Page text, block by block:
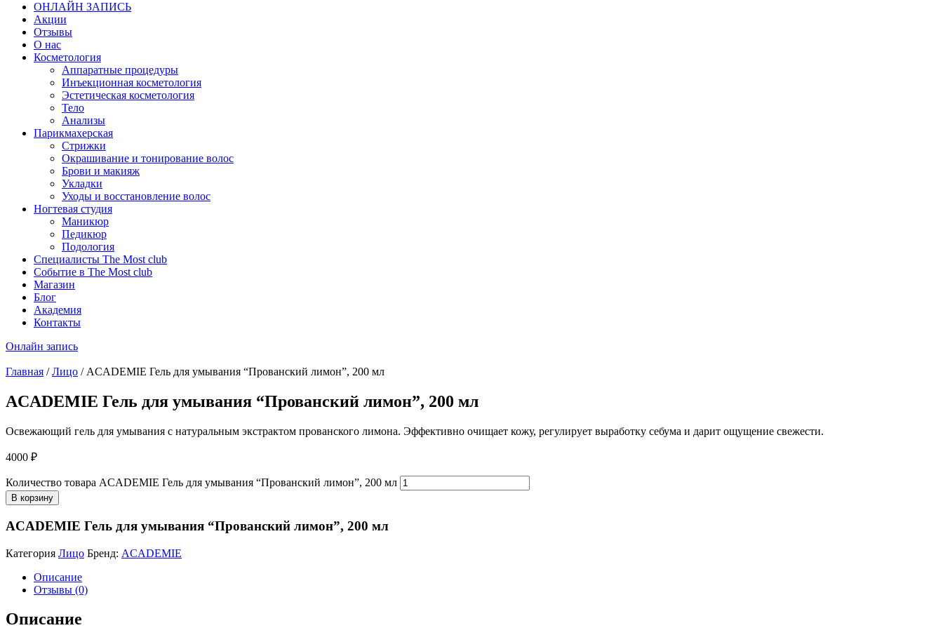
ОНЛАЙН ЗАПИСЬ
Акции
Отзывы
О нас
Косметология
Аппаратные процедуры
Инъекционная косметология
Эстетическая косметология
Тело
Анализы
Парикмахерская
Стрижки
Окрашивание и тонирование волос
Брови и макияж
Укладки
Уходы и восстановление волос
Ногтевая студия
Маникюр
Педикюр
Подология
Специалисты The Most club
Событие в The Most club
Магазин
Блог
Академия
Контакты
Онлайн запись
Главная /Лицо / ACADEMIE Гель для умывания “Прованский лимон”, 200 мл
ACADEMIE Гель для умывания “Прованский лимон”, 200 мл
Освежающий гель для умывания с натуральным экстрактом прованского лимона. Эффективно очищает кожу, регулирует выработку себума и дарит ощущение свежести.
4000 ₽
Количество товара ACADEMIE Гель для умывания “Прованский лимон”, 200 мл
В корзину
ACADEMIE Гель для умывания “Прованский лимон”, 200 мл
Категория Лицо Бренд: ACADEMIE
Описание
Отзывы (0)
Описание